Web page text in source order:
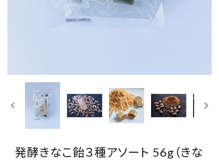
お問い合わせ
発酵きなこ飴３種アソート 56g（きな